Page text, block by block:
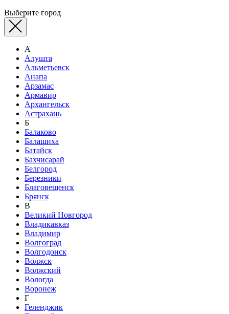
Выберите город
А
Алушта
Альметьевск
Анапа
Арзамас
Армавир
Архангельск
Астрахань
Б
Балаково
Балашиха
Батайск
Бахчисарай
Белгород
Березники
Благовещенск
Брянск
В
Великий Новгород
Владикавказ
Владимир
Волгоград
Волгодонск
Волжск
Волжский
Вологда
Воронеж
Г
Геленджик